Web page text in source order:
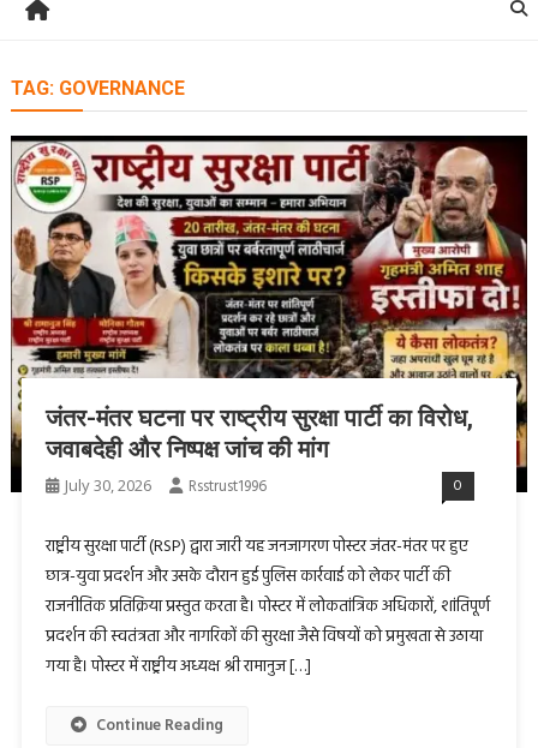
TAG: GOVERNANCE
जंतर-मंतर घटना पर राष्ट्रीय सुरक्षा पार्टी का विरोध,
जवाबदेही और निष्पक्ष जांच की मांग
July 30, 2026 Rsstrust1996 0
राष्ट्रीय सुरक्षा पार्टी (RSP) द्वारा जारी यह जनजागरण पोस्टर जंतर-मंतर पर हुए
छात्र-युवा प्रदर्शन और उसके दौरान हुई पुलिस कार्रवाई को लेकर पार्टी की
राजनीतिक प्रतिक्रिया प्रस्तुत करता है। पोस्टर में लोकतांत्रिक अधिकारों, शांतिपूर्ण
प्रदर्शन की स्वतंत्रता और नागरिकों की सुरक्षा जैसे विषयों को प्रमुखता से उठाया
गया है। पोस्टर में राष्ट्रीय अध्यक्ष श्री रामानुज […]
Continue Reading